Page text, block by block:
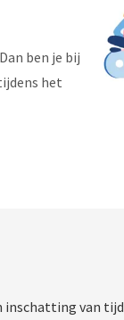
ben je bij
het
inschatting van